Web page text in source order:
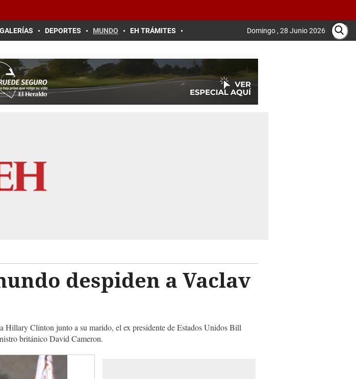
DEPORTES MUNDO EH TRÁMITES Domingo , 28 Junio 2026
despiden a Vaclav
Hillary Clinton junto a su marido, el ex presidente de Estados Unidos Bill
británico David Cameron.